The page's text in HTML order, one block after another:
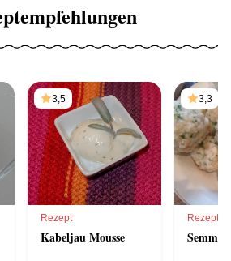
3,5
Rezept
Kabeljau Mousse
3,3
Rezept